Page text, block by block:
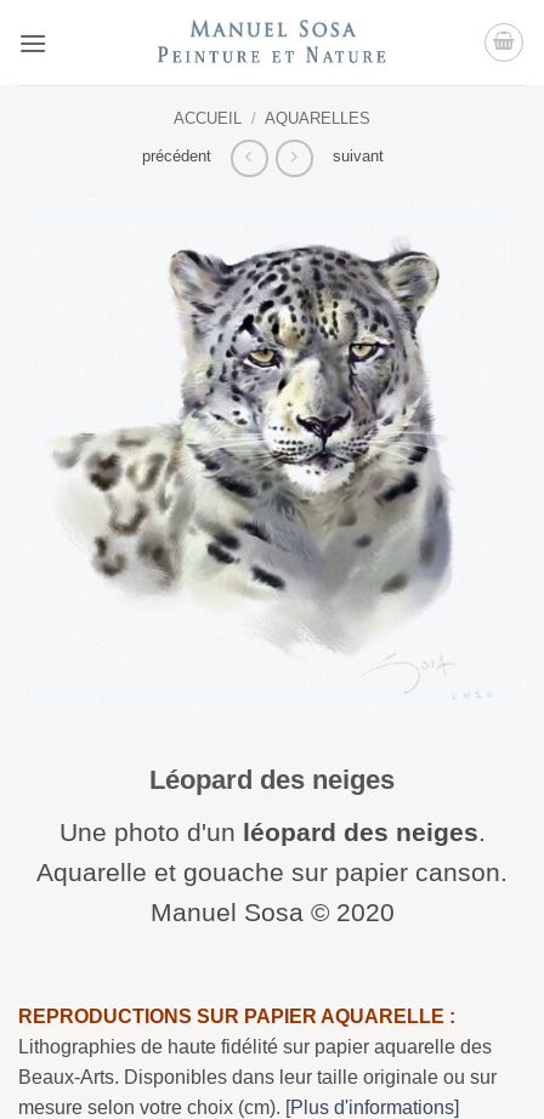
ACCUEIL / AQUARELLES
précédent suivant
Léopard des neiges
Une photo d'un léopard des neiges
Aquarelle et gouache sur papier canson.
Manuel Sosa © 2020
REPRODUCTIONS SUR PAPIER AQUARELLE :
Lithographies de haute fidélité sur papier aquarelle des
Beaux-Arts. Disponibles dans leur taille originale ou sur
mesure selon votre choix (cm). [Plus d'informations]